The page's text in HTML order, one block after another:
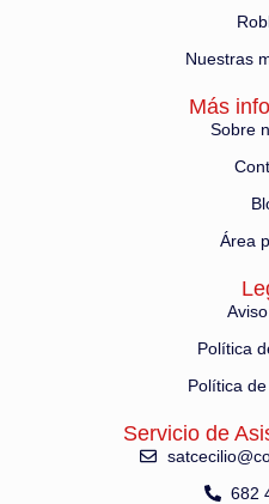
Nuestras
Más
Sobre
Área
Política
Política
Servicio de
682